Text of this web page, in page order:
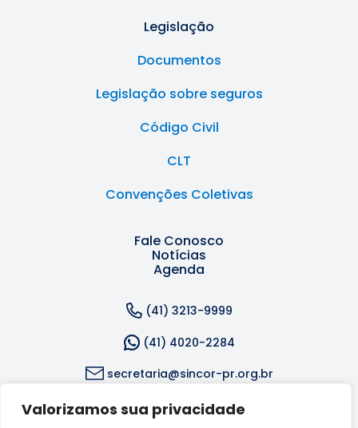
Valorizamos sua privacidade
Legislação
Documentos
Legislação sobre seguros
Código Civil
CLT
Convenções Coletivas
Fale Conosco
Notícias
Agenda
(41) 3213-9999
(41) 4020-2284
secretaria@sincor-pr.org.br
Rua Dr. Reynaldo Machado, 1309 - Rebouças, Curitiba